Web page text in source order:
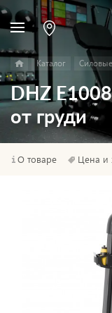
Каталог
DHZ
от груди
О товаре Цена и